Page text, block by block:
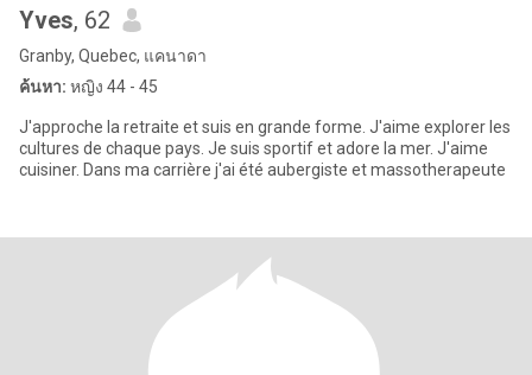
Yves, 62
Granby, Quebec, แคนาดา
ค้นหา: หญิง 44 - 45
J'approche la retraite et suis en grande forme. J'aime explorer les
cultures de chaque pays. Je suis sportif et adore la mer. J'aime
cuisiner. Dans ma carrière j'ai été aubergiste et massotherapeute